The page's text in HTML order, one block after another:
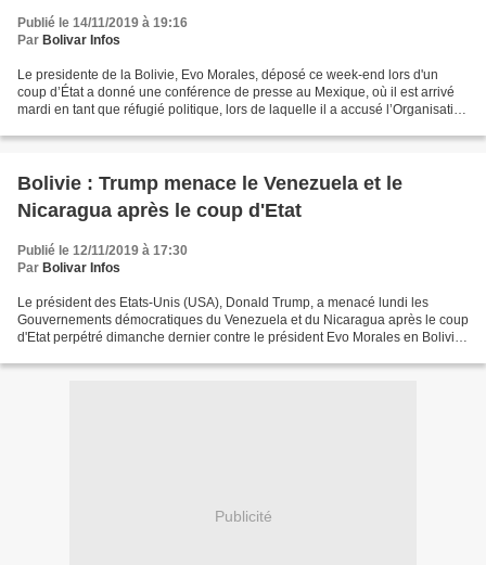
Publié le 14/11/2019 à 19:16
Par Bolivar Infos
Le presidente de la Bolivie, Evo Morales, déposé ce week-end lors d'un
coup d’État a donné une conférence de presse au Mexique, où il est arrivé
mardi en tant que réfugié politique, lors de laquelle il a accusé l’Organisation
Bolivie : Trump menace le Venezuela et le
Nicaragua après le coup d'Etat
Publié le 12/11/2019 à 17:30
Par Bolivar Infos
Le président des Etats-Unis (USA), Donald Trump, a menacé lundi les
Gouvernements démocratiques du Venezuela et du Nicaragua après le coup
d'Etat perpétré dimanche dernier contre le président Evo Morales en Bolivie.
Publicité